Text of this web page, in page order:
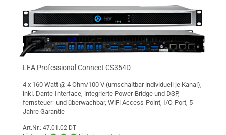
LEA Professional Connect CS354D
4 x 160 Watt @ 4 Ohm/100 V (umschaltbar individuell je Kanal),
inkl. Dante-Interface, integrierte Power-Bridge und DSP,
fernsteuer- und überwachbar, WiFi Access-Point, I/O-Port, 5
Jahre Garantie
Art.Nr.: 47.01.02-DT